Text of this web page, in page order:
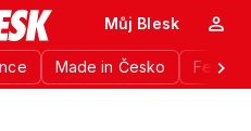
Made in Česko
Můj Blesk